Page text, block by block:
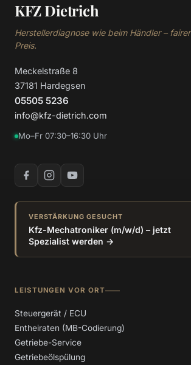
KFZ Dietrich
Herstellerdiagnose wie beim Händler – fairer
Preis.
Meckelstraße 8
37181 Hardegsen
05505 5236
info@kfz-dietrich.com
Mo–Fr 07:30–16:30 Uhr
VERSTÄRKUNG GESUCHT
Kfz-Mechatroniker (m/w/d) – jetzt
Spezialist werden →
LEISTUNGEN VOR ORT
Steuergerät / ECU
Entheiraten (MB-Codierung)
Getriebe-Service
Getriebeölspülung